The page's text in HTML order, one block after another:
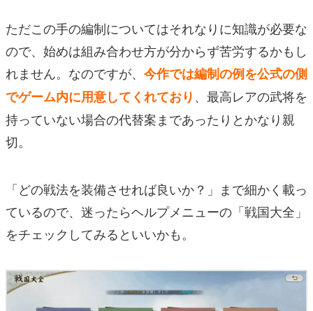
ただこの手の編制についてはそれなりに知識が必要な
ので、始めは組み合わせ方が分からず苦労するかもし
れません。なのですが、 今作では編制の例を公式の側
でゲーム内に用意してくれており、最高レアの武将を
持っていない場合の代替案まであったりとかなり親
切。
「どの戦法を装備させれば良いか？」まで細かく載っ
ているので、迷ったらヘルプメニューの「戦国大全」
をチェックしてみるといいかも。